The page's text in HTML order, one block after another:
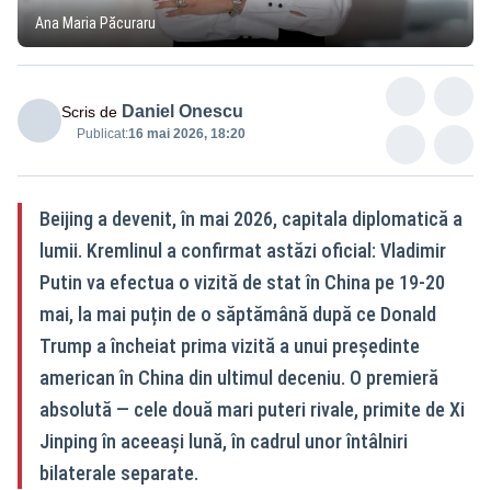
Ana Maria Păcuraru
Scris de Daniel Onescu
Publicat:16 mai 2026, 18:20
Beijing a devenit, în mai 2026, capitala diplomatică a
lumii. Kremlinul a confirmat astăzi oficial: Vladimir
Putin va efectua o vizită de stat în China pe 19-20
mai, la mai puțin de o săptămână după ce Donald
Trump a încheiat prima vizită a unui președinte
american în China din ultimul deceniu. O premieră
absolută — cele două mari puteri rivale, primite de Xi
Jinping în aceeași lună, în cadrul unor întâlniri
bilaterale separate.